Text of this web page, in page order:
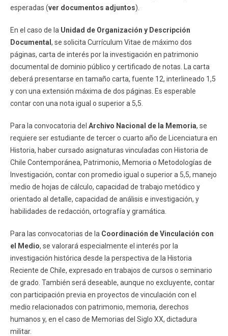
esperadas (ver documentos adjuntos).
En el caso de la Unidad de Organización y Descripción
Documental, se solicita Currículum Vitae de máximo dos
páginas, carta de interés por la investigación en patrimonio
documental de dominio público y certificado de notas. La carta
deberá presentarse en tamaño carta, fuente 12, interlineado 1,5
y con una extensión máxima de dos páginas. Es esperable
contar con una nota igual o superior a 5,5.
Para la convocatoria del Archivo Nacional de la Memoria, se
requiere ser estudiante de tercer o cuarto año de Licenciatura en
Historia, haber cursado asignaturas vinculadas con Historia de
Chile Contemporánea, Patrimonio, Memoria o Metodologías de
Investigación, contar con promedio igual o superior a 5,5, manejo
medio de hojas de cálculo, capacidad de trabajo metódico y
orientado al detalle, capacidad de análisis e investigación, y
habilidades de redacción, ortografía y gramática.
Para las convocatorias de la Coordinación de Vinculación con
el Medio, se valorará especialmente el interés por la
investigación histórica desde la perspectiva de la Historia
Reciente de Chile, expresado en trabajos de cursos o seminario
de grado. También será deseable, aunque no excluyente, contar
con participación previa en proyectos de vinculación con el
medio relacionados con patrimonio, memoria, derechos
humanos y, en el caso de Memorias del Siglo XX, dictadura
militar.